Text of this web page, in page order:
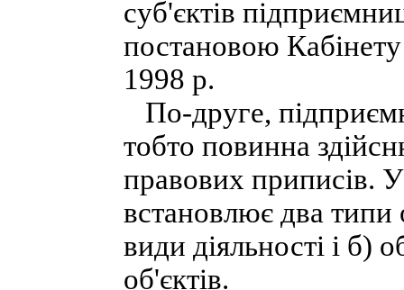
суб'єктів
постановою Кабінету
1998 p.
По-друге,
тобто повинна
правових приписів.
встановлює два
види діяльності і б)
об'єктів.